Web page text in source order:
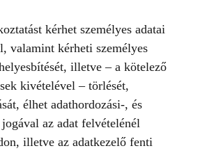
kérhet személyes adatai
valamint kérheti személyes
illetve – a kötelező
kivételével – törlését,
élhet adathordozási-, és
az adat felvételénél
illetve az adatkezelő fenti